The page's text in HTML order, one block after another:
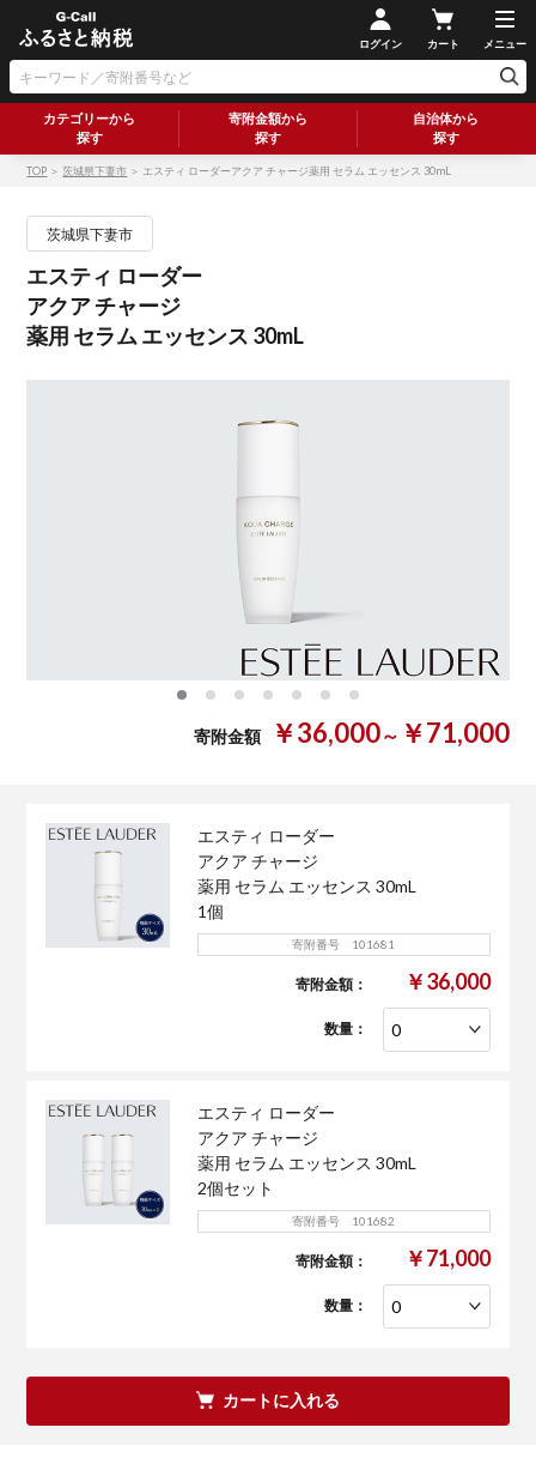
ログイン カート メニュー
カテゴリーから
探す
寄附金額から
探す
自治体から
探す
TOP ＞茨城県下妻市 ＞ エスティ ローダーアクア チャージ薬用 セラム エッセンス 30mL
茨城県下妻市
エスティ ローダー
アクア チャージ
薬用 セラム エッセンス 30mL
寄附金額 ￥36,000～ ￥71,000
エスティ ローダー
アクア チャージ
薬用 セラム エッセンス 30mL
1個
寄附番号 101681
寄附金額： ￥36,000
数量：
エスティ ローダー
アクア チャージ
薬用 セラム エッセンス 30mL
2個セット
寄附番号 101682
寄附金額： ￥71,000
数量：
カートに入れる